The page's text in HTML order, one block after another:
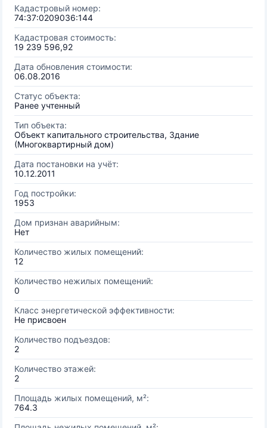
Кадастровый номер:
74:37:0209036:144
Кадастровая стоимость:
19 239 596,92
Дата обновления стоимости:
06.08.2016
Статус объекта:
Ранее учтенный
Тип объекта:
Объект капитального строительства, Здание
(Многоквартирный дом)
Дата постановки на учёт:
10.12.2011
Год постройки:
1953
Дом признан аварийным:
Нет
Количество жилых помещений:
12
Количество нежилых помещений:
0
Класс энергетической эффективности:
Не присвоен
Количество подъездов:
2
Количество этажей:
2
Площадь жилых помещений, м²:
764.3